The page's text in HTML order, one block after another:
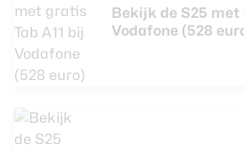
Bekijk de S25 met
Vodafone (528